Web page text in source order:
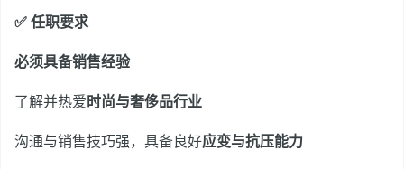
✅ 任职要求
必须具备销售经验
了解并热爱时尚与奢侈品行业
沟通与销售技巧强，具备良好应变与抗压能力